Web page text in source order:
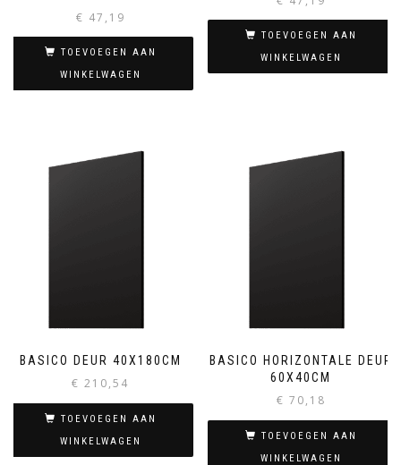
€ 47,19
TOEVOEGEN AAN
WINKELWAGEN
TOEVOEGEN AAN
WINKELWAGEN
BASICO DEUR 40X180CM
€ 210,54
TOEVOEGEN AAN
WINKELWAGEN
BASICO HORIZONTALE DEUR
60X40CM
€ 70,18
TOEVOEGEN AAN
WINKELWAGEN